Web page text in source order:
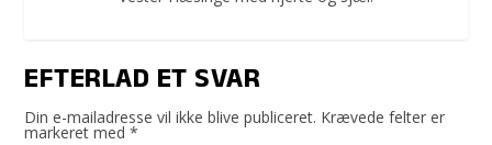
EFTERLAD ET SVAR
Din e-mailadresse vil ikke blive publiceret. Krævede felter er
markeret med*